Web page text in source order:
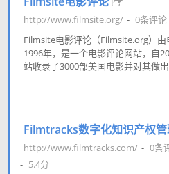
http://www.filmsite.org/ 0条评论
Filmsite电影评论（Filmsite.org）由
1996年，是一个电影评论网站，自
站收录了3000部美国电影并对其做
Filmtracks数字化知识产权
http://www.filmtracks.com/
0条
5.4分